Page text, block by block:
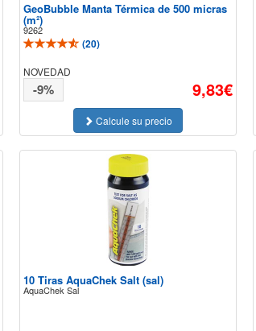
GeoBubble Manta Térmica de 500 micras
(m²)
9262
(20)
NOVEDAD
9,83€
-9%
Calcule su precio
10 Tiras AquaChek Salt (sal)
AquaChek Sal